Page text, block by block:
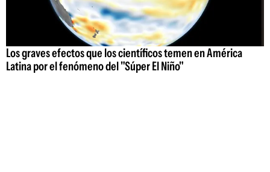
Los graves efectos que los científicos temen en América
Latina por el fenómeno del "Súper El Niño"